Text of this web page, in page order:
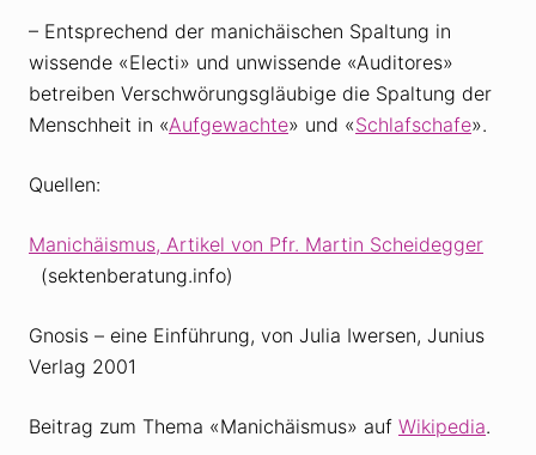
– Entsprechend der manichäischen Spaltung in
wissende «Electi» und unwissende «Auditores»
betreiben Verschwörungsgläubige die Spaltung der
Menschheit in «Aufgewachte» und «Schlafschafe».
Quellen:
Manichäismus, Artikel von Pfr. Martin Scheidegger
(sektenberatung.info)
Gnosis – eine Einführung, von Julia Iwersen, Junius
Verlag 2001
Beitrag zum Thema «Manichäismus» auf Wikipedia.